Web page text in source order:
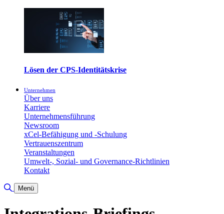
Lösen der CPS-Identitätskrise
Unternehmen
Über uns
Karriere
Unternehmensführung
Newsroom
xCel-Befähigung und -Schulung
Vertrauenszentrum
Veranstaltungen
Umwelt-, Sozial- und Governance-Richtlinien
Kontakt
Suche umschalten
Menü